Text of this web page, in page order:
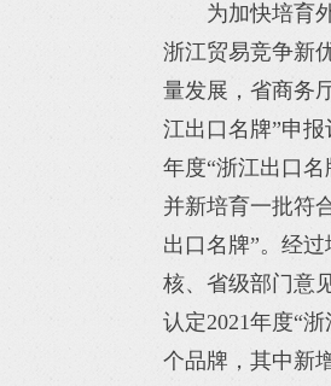
为加快培育
浙江贸易竞争新
量发展，省商务
江出口名牌”申
年度“浙江出口名
并新培育一批符
出口名牌”。经
核、省级部门意
认定2021年度“
个品牌，其中新